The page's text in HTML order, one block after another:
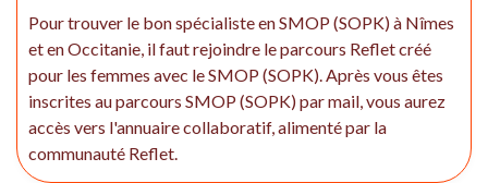
Pour trouver le bon spécialiste en SMOP (SOPK) à Nîmes
et en Occitanie, il faut rejoindre le parcours Reflet créé
pour les femmes avec le SMOP (SOPK). Après vous êtes
inscrites au parcours SMOP (SOPK) par mail, vous aurez
accès vers l'annuaire collaboratif, alimenté par la
communauté Reflet.